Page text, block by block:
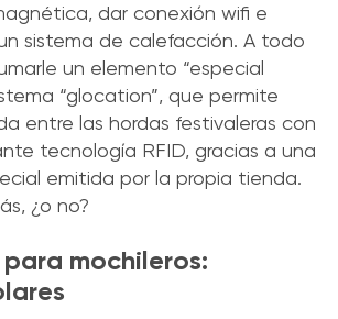
dar conexión wifi e
sistema de calefacción. A todo
un elemento “especial
“glocation”, que permite
entre las hordas festivaleras con
tecnología RFID, gracias a una
emitida por la propia tienda.
¿o no?
mochileros: